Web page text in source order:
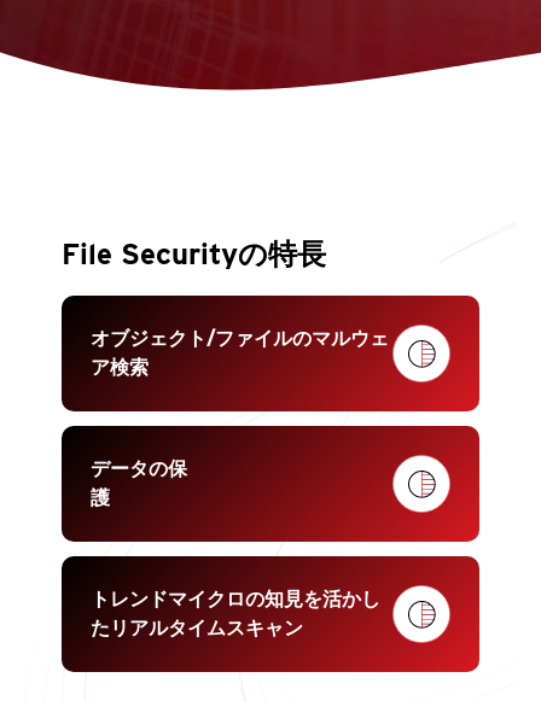
File Securityの特長
オブジェクト/ファイルのマルウェ
ア検索
データの保
護
トレンドマイクロの知見を活かし
たリアルタイムスキャン